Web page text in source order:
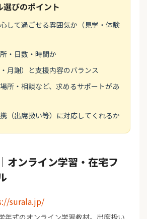
選びのポイント
して過ごせる雰囲気か（見学・体験
・日数・時間か
月謝）と支援内容のバランス
所・相談など、求めるサポートがあ
（出席扱い等）に対応してくれるか
オンライン学習・在宅フ
surala.jp/